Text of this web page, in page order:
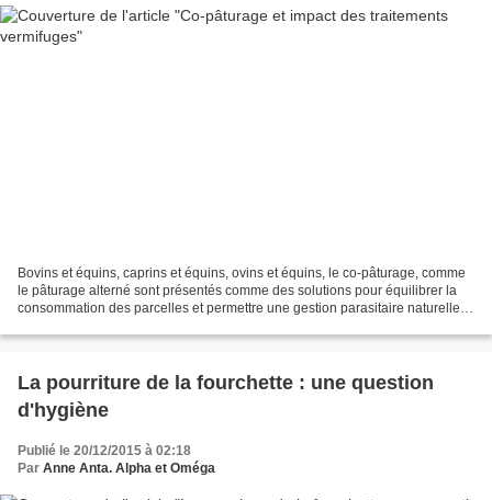
Bovins et équins, caprins et équins, ovins et équins, le co-pâturage, comme
le pâturage alterné sont présentés comme des solutions pour équilibrer la
consommation des parcelles et permettre une gestion parasitaire naturelle.
La pourriture de la fourchette : une question
d'hygiène
Publié le 20/12/2015 à 02:18
Par Anne Anta. Alpha et Oméga